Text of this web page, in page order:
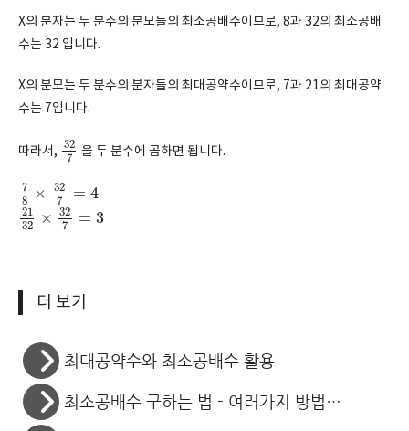
X의 분자는 두 분수의 분모들의 최소공배수이므로, 8과 32의 최소공배
수는 32 입니다.
X의 분모는 두 분수의 분자들의 최대공약수이므로, 7과 21의 최대공약
수는 7입니다.
따라서, 32
7
32
을 두 분수에 곱하면 됩니다.
7
8
×
32
7
= 4
7 32
21
32
×
32
7
= 3
21 ×
더 보기
최대공약수와 최소공배수 활용
최소공배수 구하는 법 - 여러가지 방법 비교